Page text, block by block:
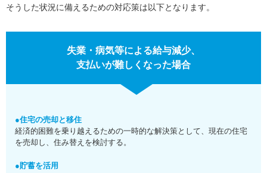
そうした状況に備えるための対応策は以下となります。
失業・病気等による給与減少、
支払いが難しくなった場合
●住宅の売却と移住
経済的困難を乗り越えるための一時的な解決策として、現在の住宅
を売却し、住み替えを検討する。
●貯蓄を活用